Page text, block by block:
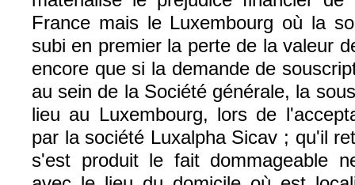
France mais le Luxembourg où la
subi en premier la perte de la valeur
encore que si la demande de
au sein de la Société générale, la
lieu au Luxembourg, lors de
par la société Luxalpha Sicav ; qu'il
s'est produit le fait dommageable